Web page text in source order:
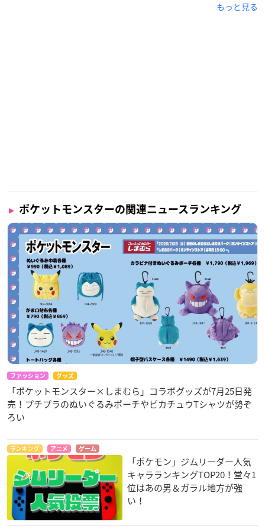
もっと見る
ポケットモンスターの関連ニュースランキング
ファッション グッズ
「ポケットモンスター×しまむら」コラボグッズが7月25日発
売！プチプラのぬいぐるみポーチやピカチュウTシャツが勢ぞ
ろい
ランキング アニメ ゲーム
「ポケモン」ジムリーダー人気
キャラランキングTOP20！堂々1
位はあの男＆ガラル地方が強
い！